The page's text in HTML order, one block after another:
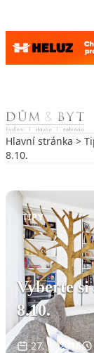
Skip to content
Hlavní stránka >
8.10.
TIPY
Vyberte si
8.10.
27. 9. 2016